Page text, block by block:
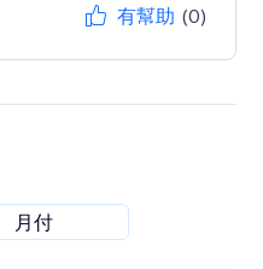
有幫助 (0)
月付